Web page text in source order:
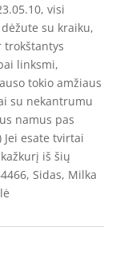
visi
su kraiku,
linksmi,
tokio amžiaus
su nekantrumu
namus pas
esate tvirtai
iš šių
Sidas, Milka